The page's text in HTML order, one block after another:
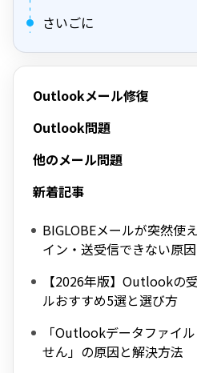
さいごに
Outlookメール修復
Outlook問題
他のメール問題
新着記事
BIGLOBEメールが突然使
イン・送受信できない原
【2026年版】Outlookの
ルおすすめ5選と選び方
「Outlookデータファイ
せん」の原因と解決方法